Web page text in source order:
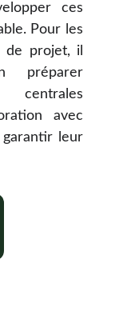
ces
Pour les
de projet, il
préparer
avec
garantir leur